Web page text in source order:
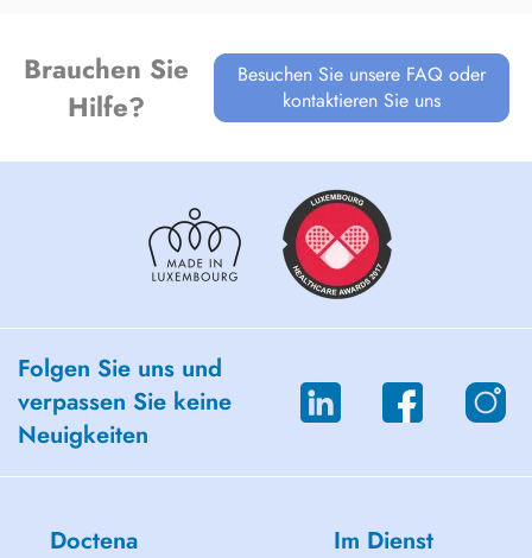
Brauchen Sie
Hilfe?
Besuchen Sie unsere FAQ oder
kontaktieren Sie uns
Folgen Sie uns und
verpassen Sie keine
Neuigkeiten
Doctena Im Dienst